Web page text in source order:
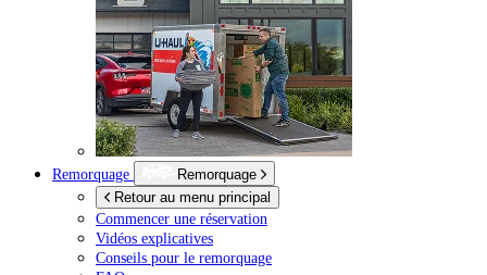
Remorquage
Remorquage
Retour au menu principal
Commencer une réservation
Vidéos explicatives
Conseils pour le remorquage